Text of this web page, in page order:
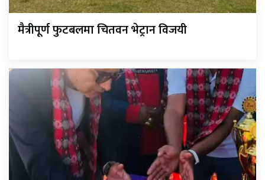
मैत्रीपूर्ण फुटबलमा चितवन भेट्रान विजयी